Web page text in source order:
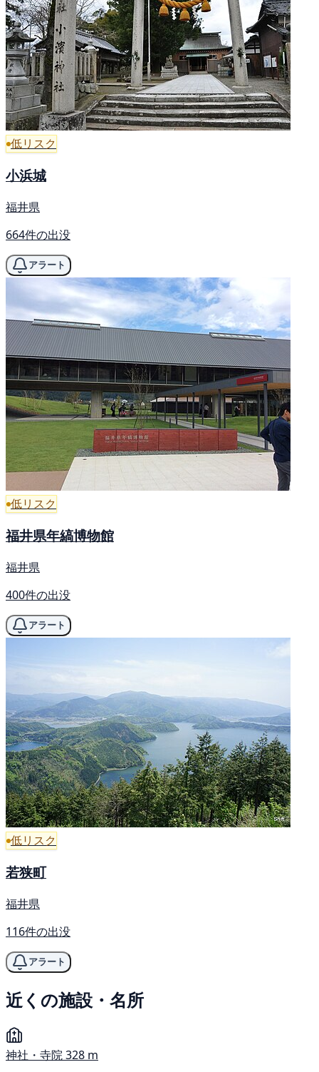
低リスク
小浜城
福井県
664件の出没
アラート
低リスク
福井県年縞博物館
福井県
400件の出没
アラート
低リスク
若狭町
福井県
116件の出没
アラート
近くの施設・名所
神社・寺院328 m